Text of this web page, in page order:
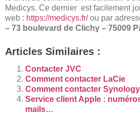
Medicys. Ce dernier est facilement
web : https://medicys.fr/ou par
– 73 boulevard de Clichy – 75009
Articles Similaires :
Contacter JVC
Comment contacter LaCie
Comment contacter Synology
Service client Apple :
mails…